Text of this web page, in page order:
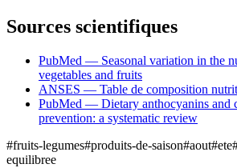
Sources scientifiques
PubMed — Seasonal variation in the
vegetables and fruits
ANSES — Table de composition
PubMed — Dietary anthocyanins and
prevention: a systematic review
#fruits-legumes#produits-de-saison#aout#ete
equilibree